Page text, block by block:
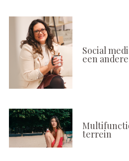
Social
een
terrein